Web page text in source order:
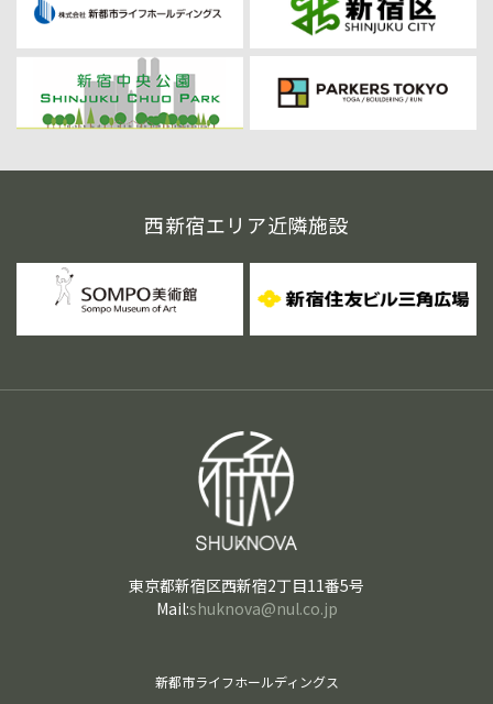
西新宿エリア近隣施設
東京都新宿区西新宿2丁目11番5号
Mail:shuknova@nul.co.jp
新都市ライフホールディングス